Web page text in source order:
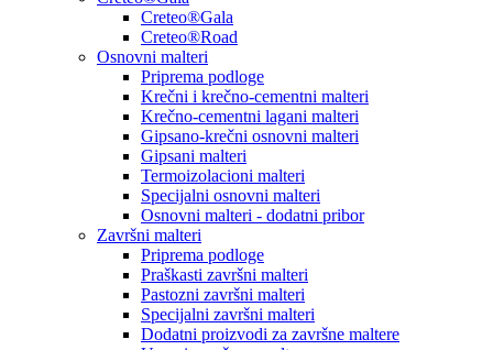
Creteo®Gala
Creteo®Road
Osnovni malteri
Priprema podloge
Krečni i krečno-cementni malteri
Krečno-cementni lagani malteri
Gipsano-krečni osnovni malteri
Gipsani malteri
Termoizolacioni malteri
Specijalni osnovni malteri
Osnovni malteri - dodatni pribor
Završni malteri
Priprema podloge
Praškasti završni malteri
Pastozni završni malteri
Specijalni završni malteri
Dodatni proizvodi za završne maltere